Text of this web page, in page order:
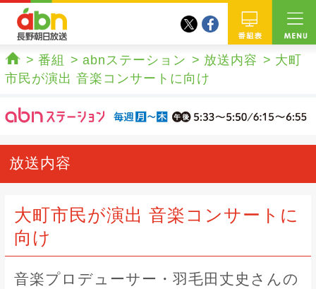
番組
twitterfacebook
ホーム
番組 abnステーション 放送内容
大町
市民が演出 音楽コンサートに向け
放送内容
大町市民が演出 音楽コンサートに
向け
音楽プロデューサー・羽毛田丈史さんの